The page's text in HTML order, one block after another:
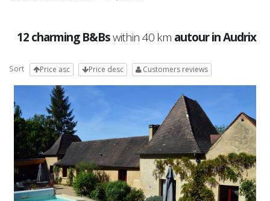
12 charming B&Bswithin 40 km autour in Audrix
Sort Price asc Price desc Customers reviews